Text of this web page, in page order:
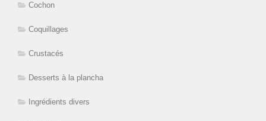
Cochon
Coquillages
Crustacés
Desserts à la plancha
Ingrédients divers